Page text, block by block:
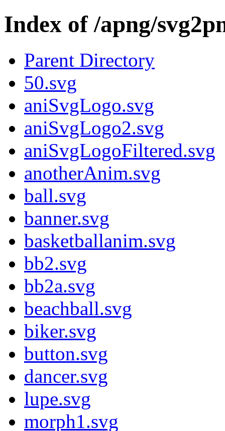
Index of /apng/
Parent Directory
50.svg
aniSvgLogo.svg
aniSvgLogo2.svg
aniSvgLogoFiltered.svg
anotherAnim.svg
ball.svg
banner.svg
basketballanim.svg
bb2.svg
bb2a.svg
beachball.svg
biker.svg
button.svg
dancer.svg
lupe.svg
morph1.svg